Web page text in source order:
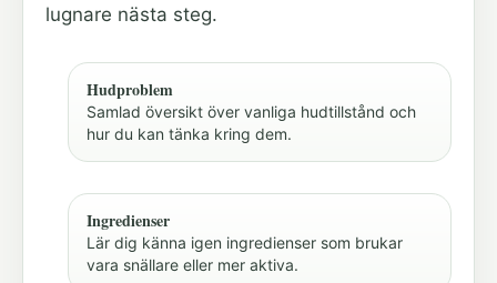
lugnare nästa steg.
Hudproblem
Samlad översikt över vanliga hudtillstånd och
hur du kan tänka kring dem.
Ingredienser
Lär dig känna igen ingredienser som brukar
vara snällare eller mer aktiva.